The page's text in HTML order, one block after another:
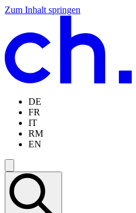
Zum Inhalt springen
Zum
springen
Zur
springen
Zur
springen
Zur
springen
DE
FR
IT
RM
EN